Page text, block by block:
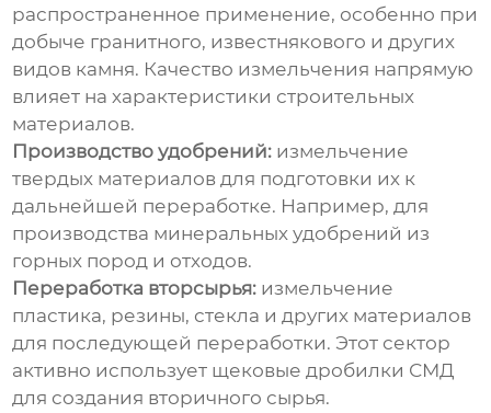
распространенное применение, особенно при
добыче гранитного, известнякового и других
видов камня. Качество измельчения напрямую
влияет на характеристики строительных
материалов.
Производство удобрений: измельчение
твердых материалов для подготовки их к
дальнейшей переработке. Например, для
производства минеральных удобрений из
горных пород и отходов.
Переработка вторсырья: измельчение
пластика, резины, стекла и других материалов
для последующей переработки. Этот сектор
активно использует щековые дробилки СМД
для создания вторичного сырья.